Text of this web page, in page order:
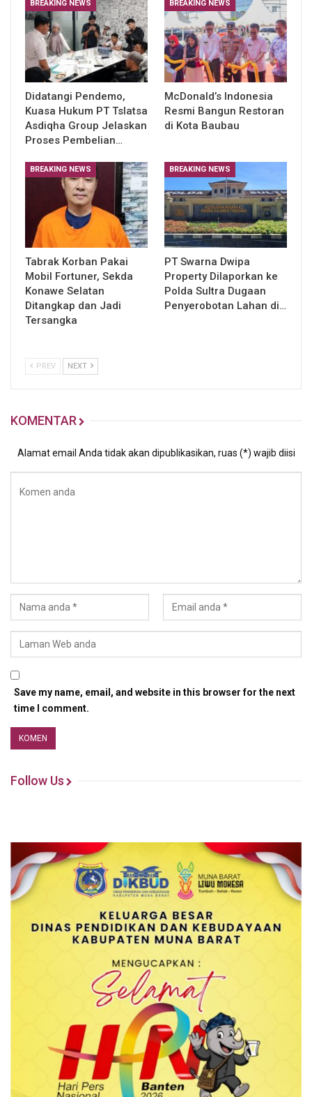
BREAKING NEWS
Didatangi Pendemo,
Kuasa Hukum PT Tslatsa
Asdiqha Group Jelaskan
Proses Pembelian…
BREAKING NEWS
McDonald’s Indonesia
Resmi Bangun Restoran
di Kota Baubau
BREAKING NEWS
Tabrak Korban Pakai
Mobil Fortuner, Sekda
Konawe Selatan
Ditangkap dan Jadi
Tersangka
BREAKING NEWS
PT Swarna Dwipa
Property Dilaporkan ke
Polda Sultra Dugaan
Penyerobotan Lahan di…
PREV NEXT
KOMENTAR
Alamat email Anda tidak akan dipublikasikan, ruas (*) wajib diisi
Save my name, email, and website in this browser for the next
time I comment.
Follow Us